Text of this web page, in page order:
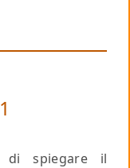
di spiegare il